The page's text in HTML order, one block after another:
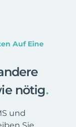
Auf Eine
nötig.
und